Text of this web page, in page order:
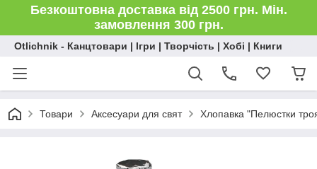
Безкоштовна доставка від 2500 грн. Мін.
замовлення 300 грн.
Otlichnik - Канцтовари | Ігри | Творчість | Хобі | Книги
Товари Аксесуари для свят Хлопавка "Пелюстки